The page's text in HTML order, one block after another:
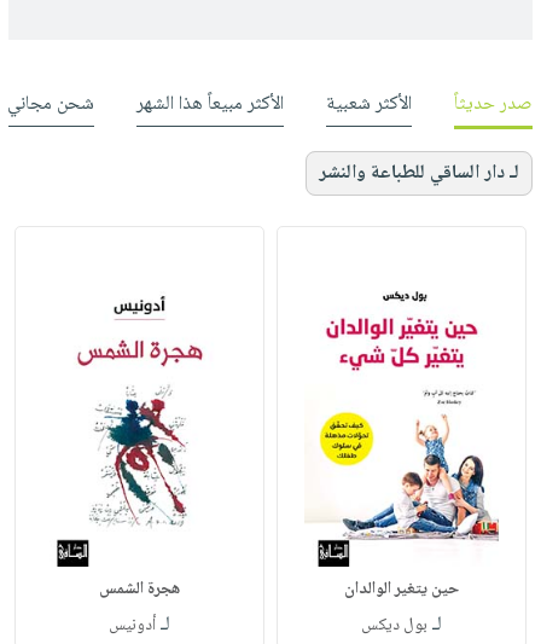
صدر حديثاً الأكثر شعبية الأكثر مبيعاً هذا الشهر شحن مجاني
لـ دار الساقي للطباعة والنشر
حين يتغير الوالدان
لـ بول ديكس
هجرة الشمس
لـأدونيس